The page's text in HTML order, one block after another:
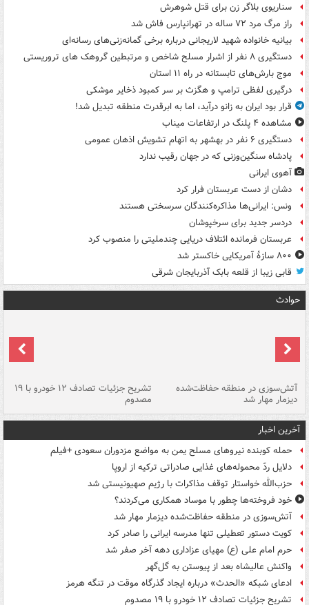
سناریوی بلاگر زن برای قتل شوهرش
راز مرگ مرد ۷۲ ساله در تهرانپارس فاش شد
بیانیه خانواده شهید لاریجانی درباره برخی گمانه‌زنی‌های رسانه‌ای
دستگیری ۸ نفر از اشرار مسلح شاخص و مرتبطین گروهک های تروریستی
موج بارش‌های تابستانه در راه ۱۱ استان
درگیری لفظی ترامپ و هگزث بر سر کمبود ذخایر موشکی
قرار بود ایران به زانو درآید، اما به ابرقدرت منطقه تبدیل شد!
مشاهده ۴ پلنگ در ارتفاعات میناب
دستگیری ۶ نفر در بهشهر به اتهام تشویش اذهان عمومی
پادشاه سنگین‌وزنی که در جهان رقیب ندارد
آهوی ایرانی
دشان از دست عربستان فرار کرد
ونس: ایرانی‌ها مذاکره‌کنندگان سرسختی هستند
دردسر جدید برای سرخپوشان
عربستان فرمانده ائتلاف دریایی چندملیتی را منصوب کرد
۸۰۰ سازۀ آمریکایی خاکستر شد
قابی زیبا از قلعه بابک آذربایجان شرقی
حوادث
آتش‌سوزی در منطقه حفاظت‌شده
دیزمار مهار شد
تشریح جزئیات تصادف ۱۲ خودرو با ۱۹
مصدوم
آخرین اخبار
حمله کوبنده نیروهای مسلح یمن به مواضع مزدوران سعودی +فیلم
دلایل ردّ محموله‌های غذایی صادراتی ترکیه از اروپا
حزب‌الله خواستار توقف مذاکرات با رژیم صهیونیستی شد
خود فروخته‌ها چطور با موساد همکاری می‌کردند؟
آتش‌سوزی در منطقه حفاظت‌شده دیزمار مهار شد
کویت دستور تعطیلی تنها مدرسه ایرانی را صادر کرد
حرم امام علی (ع) مهیای عزاداری دهه آخر صفر شد
واکنش عالیشاه بعد از پیوستن به گل‌گهر
ادعای شبکه «الحدث» درباره ایجاد گذرگاه موقت در تنگه هرمز
تشریح جزئیات تصادف ۱۲ خودرو با ۱۹ مصدوم